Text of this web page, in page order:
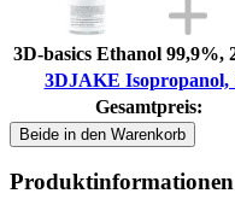
3D-basics Ethanol 99,9%,
3DJAKE Isopropanol,
Gesamtpreis:
Beide in den Warenkorb